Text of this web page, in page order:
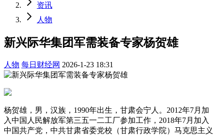
资讯
人物
新兴际华集团军需装备专家杨贺雄
人物 每日财经网 2026-1-23 18:31
杨贺雄，男，汉族，1990年出生，甘肃会宁人。2012年7月加
入中国人民解放军第三五一二工厂参加工作，2018年7月加入
中国共产党，中共甘肃省委党校（甘肃行政学院）马克思主义